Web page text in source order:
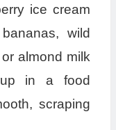
ice cream
wild
almond milk
in a food
scraping